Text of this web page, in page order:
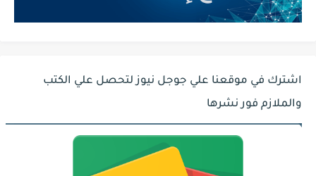
اشترك في موقعنا علي جوجل نيوز لتحصل علي الكتب
والملازم فور نشرها